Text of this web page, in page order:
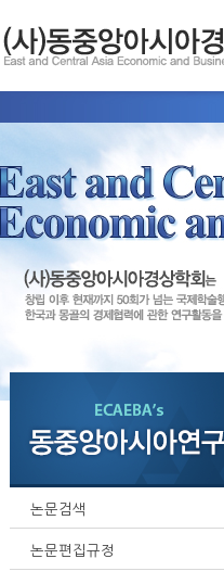
논문검색
논문편집규정